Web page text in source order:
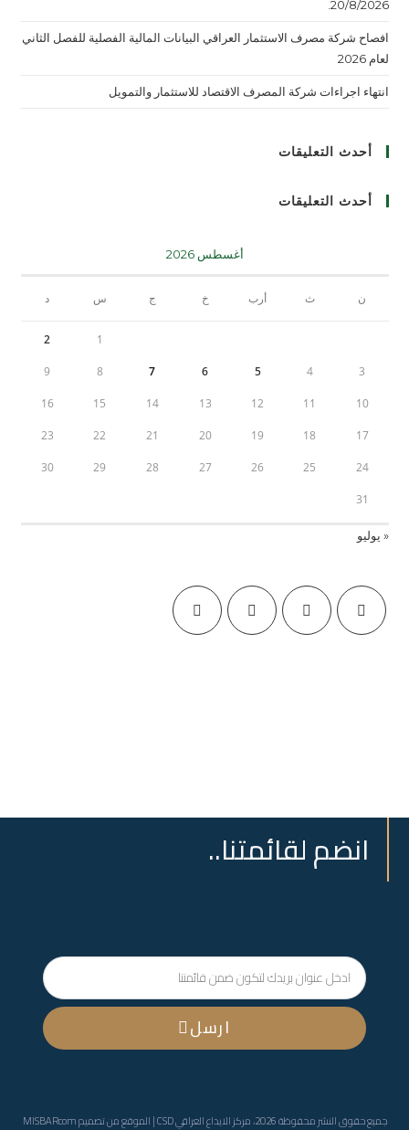
20/8/2026.
افصاح شركة مصرف الاستثمار العراقي البيانات المالية الفصلية للفصل الثاني
لعام 2026
انتهاء اجراءات شركة المصرف الاقتصاد للاستثمار والتمويل
أحدث التعليقات
أحدث التعليقات
أغسطس 2026
ن ث أرب خ ج س د
1
2
3
4
5
6
7
8
9
10
11
12
13
14
15
16
17
18
19
20
21
22
23
24
25
26
27
28
29
30
31
« يوليو
انضم لقائمتنا..
ارسل
جميع حقوق النشر محفوظة 2026، مركز الايداع العراقي CSD | الموقع من تصميم MISBARcom